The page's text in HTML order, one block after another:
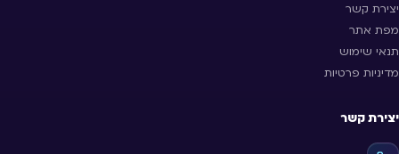
יצירת קשר
מפת אתר
תנאי שימוש
מדיניות פרטיות
יצירת קשר